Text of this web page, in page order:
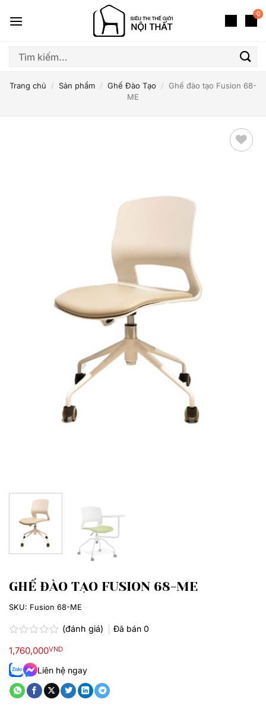
qua
dung
0
Tìm
Trang chủ / Sản phẩm / Ghế Đào Tạo / Ghế đào tạo Fusion 68-
ME
GHẾ ĐÀO TẠO FUSION 68-ME
xếp
hạng
0.0
sao
(đánh giá) Đã bán 0
1,760,000VND
Liên hệ ngay
SKU: Fusion 68-ME